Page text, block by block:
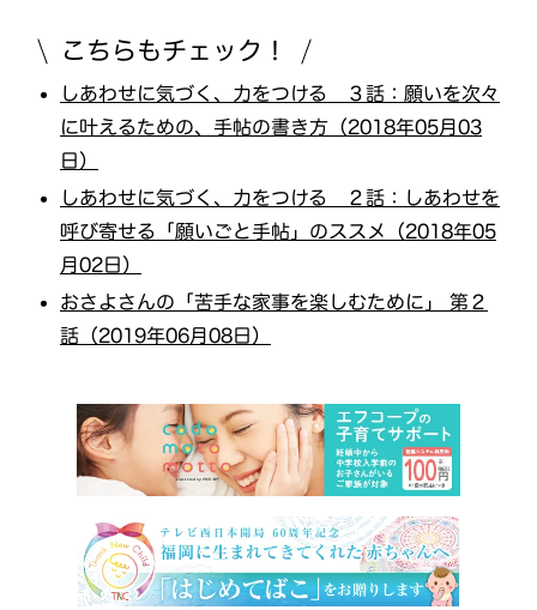
こちらもチェック！
しあわせに気づく、力をつける ３話：願いを次々
に叶えるための、手帖の書き方（2018年05月03
日）
しあわせに気づく、力をつける ２話：しあわせを
呼び寄せる「願いごと手帖」のススメ（2018年05
月02日）
おさよさんの「苦手な家事を楽しむために」 第２
話（2019年06月08日）